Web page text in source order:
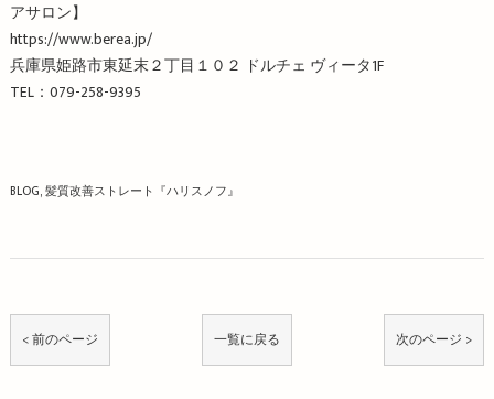
アサロン】
https://www.berea.jp/
兵庫県姫路市東延末２丁目１０２ ドルチェ ヴィータ1F
TEL：079-258-9395
BLOG 髪質改善ストレート『ハリスノフ』
< 前のページ 一覧に戻る 次のページ >